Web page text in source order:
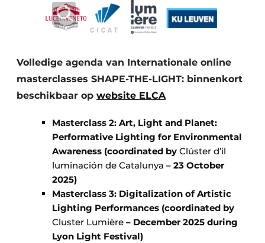
Volledige agenda van Internationale online
masterclasses SHAPE-THE-LIGHT: binnenkort
beschikbaar op website ELCA
Masterclass 2: Art, Light and Planet:
Performative Lighting for Environmental
Awareness (coordinated by Clúster d’il
luminación de Catalunya – 23 October
2025)
Masterclass 3: Digitalization of Artistic
Lighting Performances (coordinated by
Cluster Lumière – December 2025 during
Lyon Light Festival)